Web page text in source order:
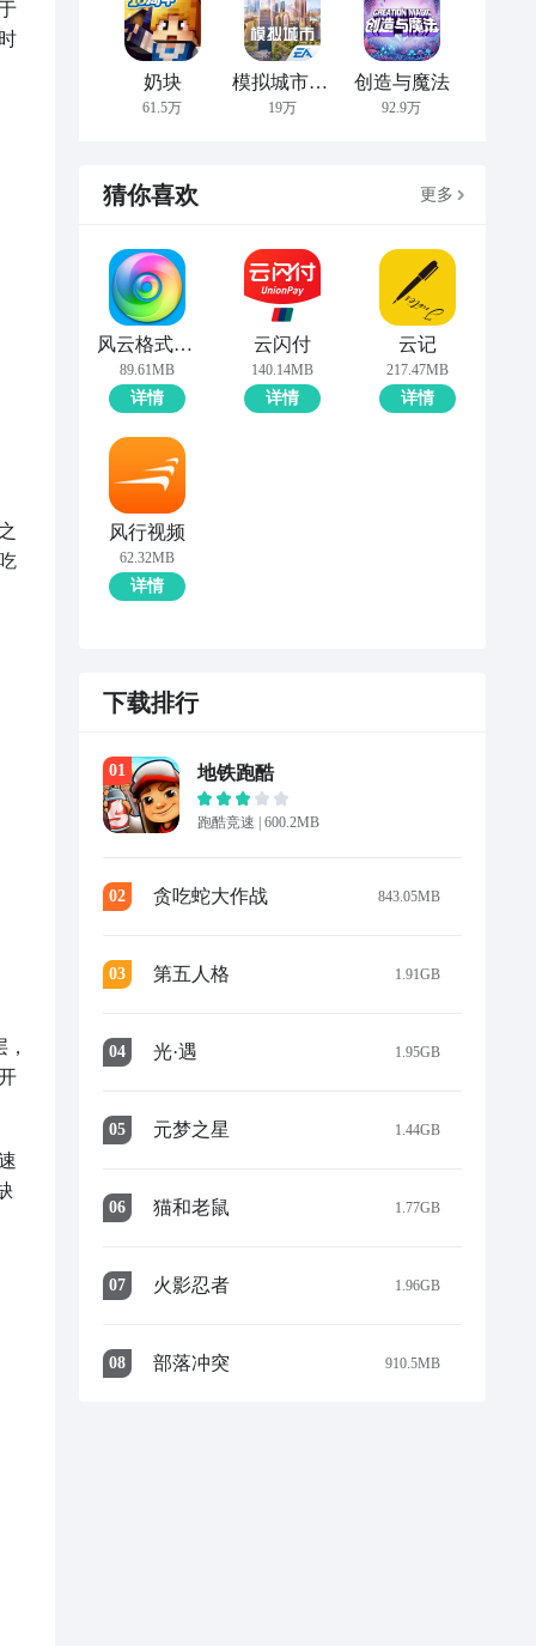
奶块
61.5万
模拟城市：我是市长
19万
创造与魔法
92.9万
猜你喜欢 更多
风云格式工厂
89.61MB
详情
云闪付
140.14MB
详情
云记
217.47MB
详情
风行视频
62.32MB
详情
下载排行
01 地铁跑酷
跑酷竞速 | 600.2MB
02 贪吃蛇大作战 843.05MB
03 第五人格 1.91GB
04 光·遇 1.95GB
05 元梦之星 1.44GB
06 猫和老鼠 1.77GB
07 火影忍者 1.96GB
08 部落冲突 910.5MB